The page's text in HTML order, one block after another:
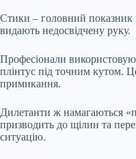
Стики – головний показник
видають недосвідчену руку.
Професіонали
плінтус під точним кутом.
примикання.
Дилетанти ж намагаються
призводить до щілин та
ситуацію.